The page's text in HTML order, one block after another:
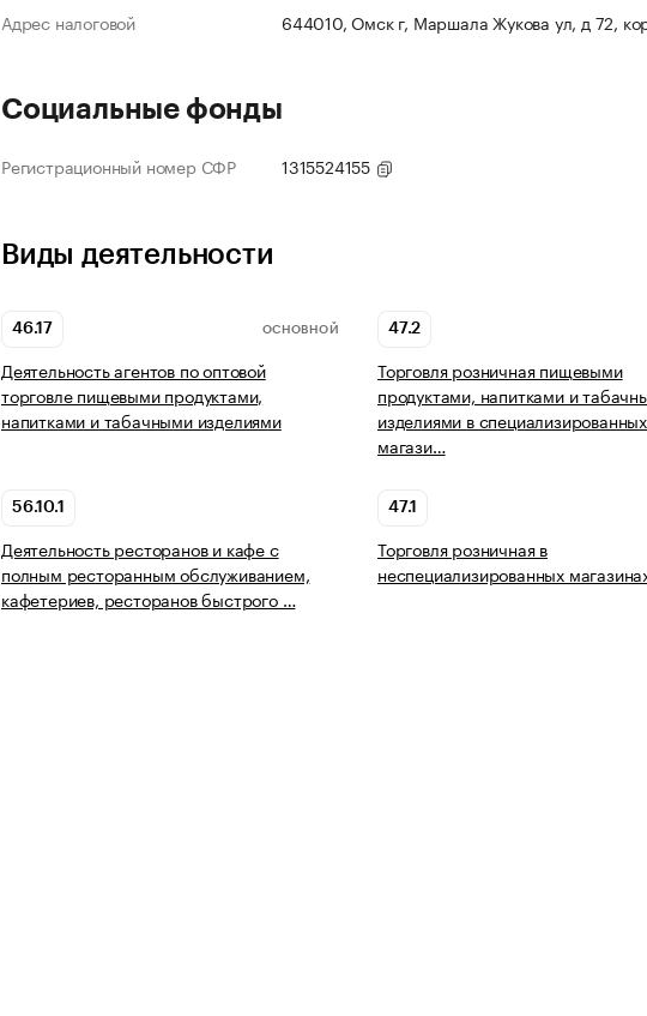
Адрес налоговой
644010, Омск г, Маршала Жукова ул, д 72,
Социальные фонды
Регистрационный номер СФР 1315524155
Виды деятельности
46.17 ОСНОВНОЙ
Деятельность агентов по оптовой
торговле пищевыми продуктами,
напитками и табачными изделиями
47.2
Торговля розничная пищевыми
продуктами, напитками и
изделиями в специализированных
магази…
56.10.1
Деятельность ресторанов и кафе с
полным ресторанным обслуживанием,
кафетериев, ресторанов быстрого …
47.1
Торговля розничная в
неспециализированных